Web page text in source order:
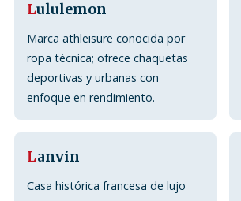
Lululemon
Marca athleisure conocida por
ropa técnica; ofrece chaquetas
deportivas y urbanas con
enfoque en rendimiento.
Lanvin
Casa histórica francesa de lujo